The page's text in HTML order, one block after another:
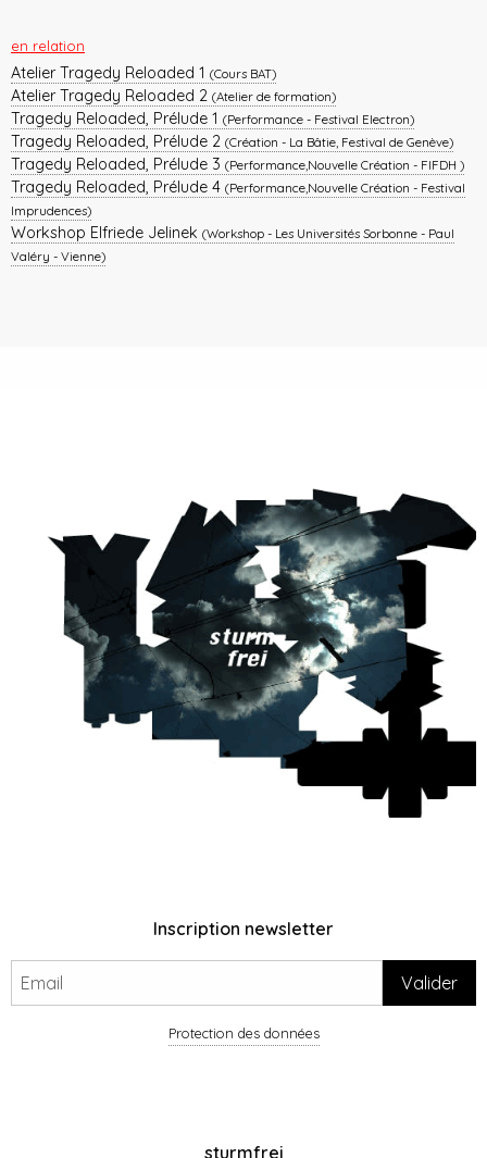
en relation
Atelier Tragedy Reloaded 1 (Cours BAT)
Atelier Tragedy Reloaded 2 (Atelier de formation)
Tragedy Reloaded, Prélude 1 (Performance - Festival Electron)
Tragedy Reloaded, Prélude 2 (Création - La Bâtie, Festival de Genève)
Tragedy Reloaded, Prélude 3 (Performance,Nouvelle Création - FIFDH )
Tragedy Reloaded, Prélude 4 (Performance,Nouvelle Création - Festival
Imprudences)
Workshop Elfriede Jelinek (Workshop - Les Universités Sorbonne - Paul
Valéry - Vienne)
Inscription newsletter
Protection des données
sturmfrei